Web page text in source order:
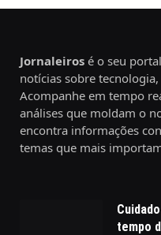
Jornaleiros é o seu
notícias sobre
Acompanhe em tempo
análises que moldam o
encontra informações
temas que mais
tempo